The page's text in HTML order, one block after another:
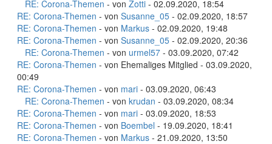
RE: Corona-Themen - von Zotti - 02.09.2020, 18:54
RE: Corona-Themen - von Susanne_05 - 02.09.2020, 18:57
RE: Corona-Themen - von Markus - 02.09.2020, 19:48
RE: Corona-Themen - von Susanne_05 - 02.09.2020, 20:36
RE: Corona-Themen - von urmel57 - 03.09.2020, 07:42
RE: Corona-Themen - von Ehemaliges Mitglied - 03.09.2020,
00:49
RE: Corona-Themen - von mari - 03.09.2020, 06:43
RE: Corona-Themen - von krudan - 03.09.2020, 08:34
RE: Corona-Themen - von mari - 03.09.2020, 18:53
RE: Corona-Themen - von Boembel - 19.09.2020, 18:41
RE: Corona-Themen - von Markus - 21.09.2020, 13:50